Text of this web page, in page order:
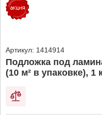
Артикул: 1414914
Подложка под
(10 м² в упаковке), 1